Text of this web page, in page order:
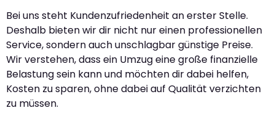
Bei uns steht Kundenzufriedenheit an erster Stelle.
Deshalb bieten wir dir nicht nur einen professionellen
Service, sondern auch unschlagbar günstige Preise.
Wir verstehen, dass ein Umzug eine große finanzielle
Belastung sein kann und möchten dir dabei helfen,
Kosten zu sparen, ohne dabei auf Qualität verzichten
zu müssen.